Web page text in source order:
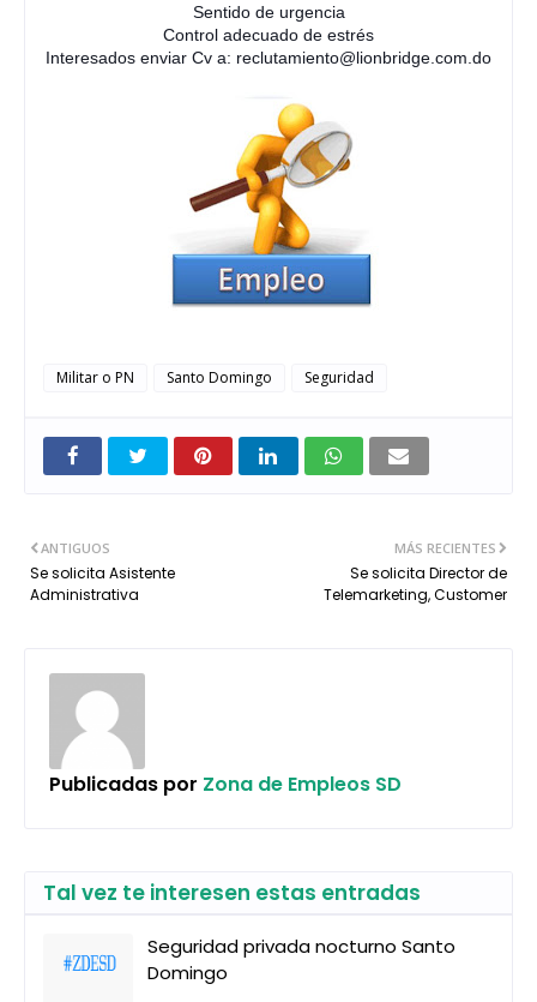
Sentido de urgencia
Control adecuado de estrés
Interesados enviar Cv a: reclutamiento@lionbridge.com.do
Militar o PN Santo Domingo Seguridad
MÁS RECIENTES
Se solicita Director de
Telemarketing, Customer
ANTIGUOS
Se solicita Asistente
Administrativa
Publicadas por Zona de Empleos SD
Tal vez te interesen estas entradas
Seguridad privada nocturno Santo
Domingo